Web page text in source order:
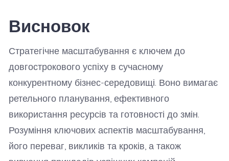
Висновок
Стратегічне масштабування є ключем до
довгострокового успіху в сучасному
конкурентному бізнес-середовищі. Воно вимагає
ретельного планування, ефективного
використання ресурсів та готовності до змін.
Розуміння ключових аспектів масштабування,
його переваг, викликів та кроків, а також